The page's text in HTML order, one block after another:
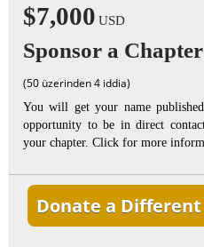
$7,000 USD
Sponsor a Chapter
(50 üzerinden 4 iddia)
You will get your name
opportunity to be in direct
your chapter. Click for more
Donate a Different